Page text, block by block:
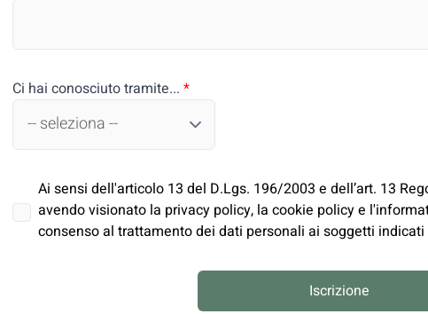
Ci hai conosciuto tramite... *
Ai sensi dell'articolo 13 del D.Lgs. 196/2003 e dell’art. 13
avendo visionato la privacy policy, la cookie policy e
consenso al trattamento dei dati personali ai soggetti
Iscrizione